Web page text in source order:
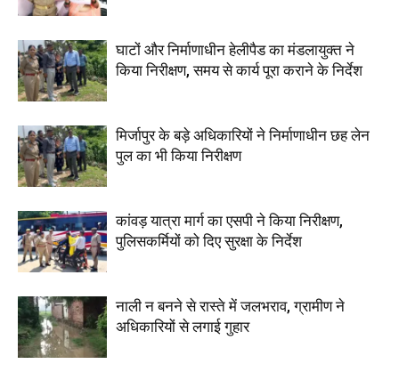
घाटों और निर्माणाधीन हेलीपैड का मंडलायुक्त ने
किया निरीक्षण, समय से कार्य पूरा कराने के निर्देश
मिर्जापुर के बड़े अधिकारियों ने निर्माणाधीन छह लेन
पुल का भी किया निरीक्षण
कांवड़ यात्रा मार्ग का एसपी ने किया निरीक्षण,
पुलिसकर्मियों को दिए सुरक्षा के निर्देश
नाली न बनने से रास्ते में जलभराव, ग्रामीण ने
अधिकारियों से लगाई गुहार